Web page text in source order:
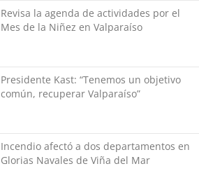
Revisa la agenda de actividades por el
Mes de la Niñez en Valparaíso
Presidente Kast: “Tenemos un objetivo
común, recuperar Valparaíso”
Incendio afectó a dos departamentos en
Glorias Navales de Viña del Mar